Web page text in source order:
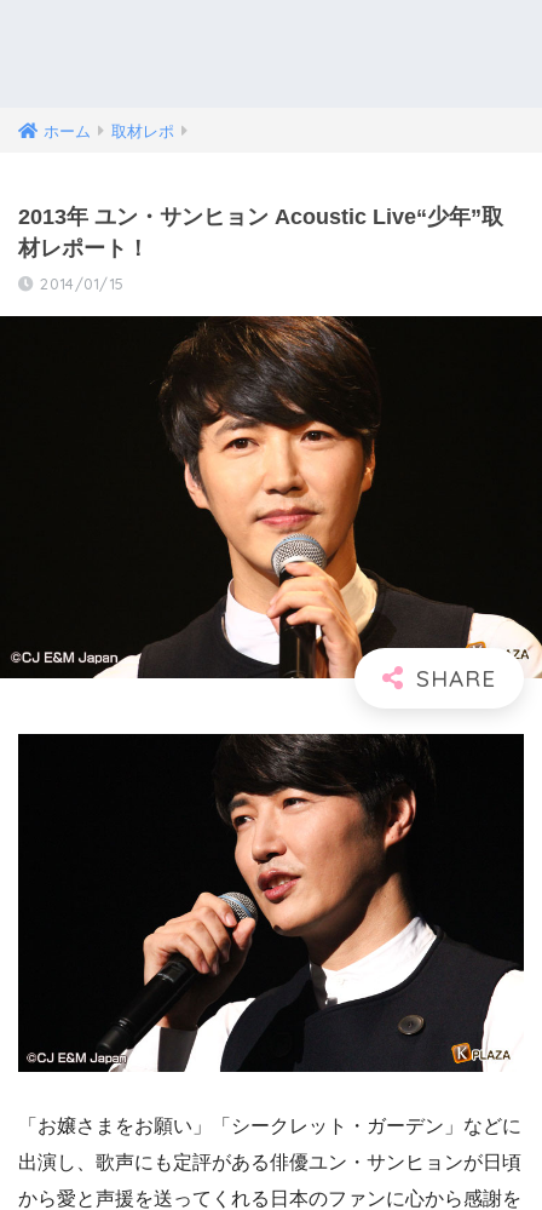
ホーム 取材レポ
2013年 ユン・サンヒョン Acoustic Live“少年”取
材レポート！
2014/01/15
「お嬢さまをお願い」「シークレット・ガーデン」などに
出演し、歌声にも定評がある俳優ユン・サンヒョンが日頃
から愛と声援を送ってくれる日本のファンに心から感謝を